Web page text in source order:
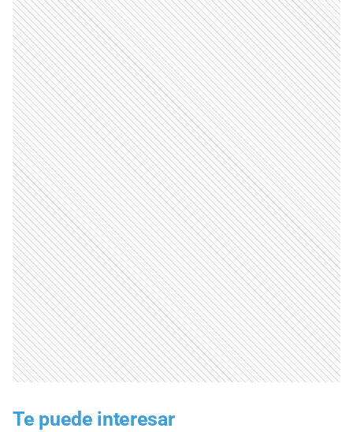
Te puede interesar